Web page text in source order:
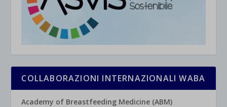
COLLABORAZIONI INTERNAZIONALI WABA
Academy of Breastfeeding Medicine (ABM)